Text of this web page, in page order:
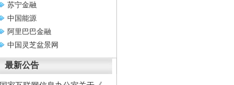
苏宁金融
中国能源
阿里巴巴金融
中国灵芝盆景网
最新公告